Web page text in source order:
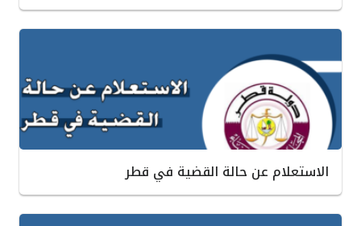
الاستعلام عن حالة القضية في قطر